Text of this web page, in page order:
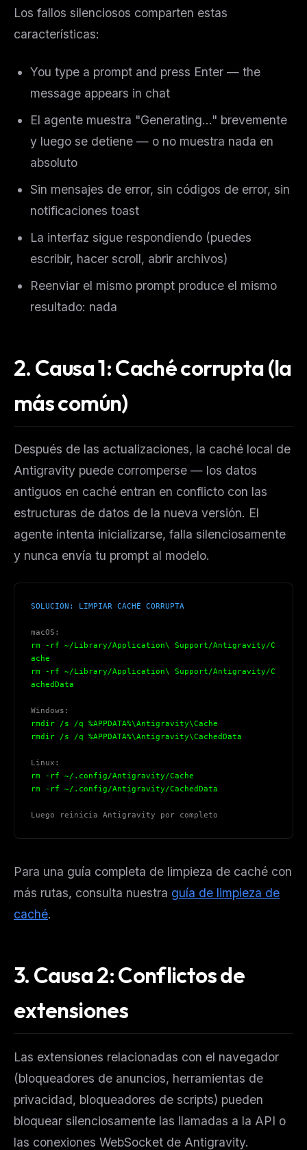
Los fallos silenciosos comparten estas
características:
You type a prompt and press Enter — the
message appears in chat
El agente muestra "Generating..." brevemente
y luego se detiene — o no muestra nada en
absoluto
Sin mensajes de error, sin códigos de error, sin
notificaciones toast
La interfaz sigue respondiendo (puedes
escribir, hacer scroll, abrir archivos)
Reenviar el mismo prompt produce el mismo
resultado: nada
2. Causa 1: Caché corrupta (la
más común)
Después de las actualizaciones, la caché local de
Antigravity puede corromperse — los datos
antiguos en caché entran en conflicto con las
estructuras de datos de la nueva versión. El
agente intenta inicializarse, falla silenciosamente
y nunca envía tu prompt al modelo.
SOLUCIÓN: LIMPIAR CACHÉ CORRUPTA
macOS:
rm -rf ~/Library/Application\ Support/Antigravity/C
ache
rm -rf ~/Library/Application\ Support/Antigravity/C
achedData
Windows:
rmdir /s /q %APPDATA%\Antigravity\Cache
rmdir /s /q %APPDATA%\Antigravity\CachedData
Linux:
rm -rf ~/.config/Antigravity/Cache
rm -rf ~/.config/Antigravity/CachedData
Luego reinicia Antigravity por completo
Para una guía completa de limpieza de caché con
más rutas, consulta nuestra guía de limpieza de
caché.
3. Causa 2: Conflictos de
extensiones
Las extensiones relacionadas con el navegador
(bloqueadores de anuncios, herramientas de
privacidad, bloqueadores de scripts) pueden
bloquear silenciosamente las llamadas a la API o
las conexiones WebSocket de Antigravity.